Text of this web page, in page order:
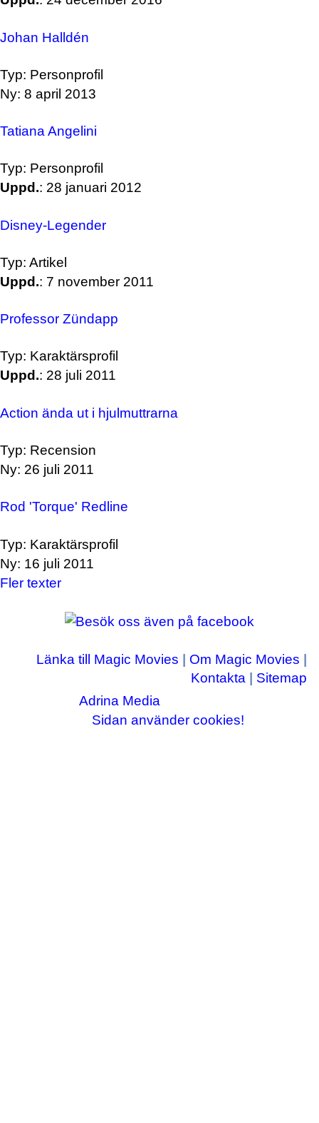
Johan Halldén
Typ: Personprofil
Ny: 8 april 2013
Tatiana Angelini
Typ: Personprofil
Uppd.: 28 januari 2012
Disney-Legender
Typ: Artikel
Uppd.: 7 november 2011
Professor Zündapp
Typ: Karaktärsprofil
Uppd.: 28 juli 2011
Action ända ut i hjulmuttrarna
Typ: Recension
Ny: 26 juli 2011
Rod 'Torque' Redline
Typ: Karaktärsprofil
Ny: 16 juli 2011
Fler texter
Länka till Magic Movies Om Magic Movies
Kontakta
Sitemap
Copyright © 2003-2026Adrina Media
Sidan använder cookies!